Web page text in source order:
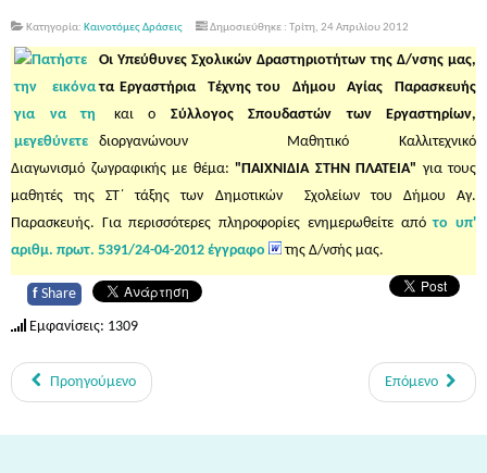
Κατηγορία: Καινοτόμες Δράσεις Δημοσιεύθηκε : Τρίτη, 24 Απριλίου 2012
Οι Υπεύθυνες Σχολικών Δραστηριοτήτων της Δ/νσης μας,
τα Εργαστήρια
Τέχνης του Δήμου Αγίας Παρασκευής
και ο Σύλλογος Σπουδαστών των Εργαστηρίων,
διοργανώνουν Μαθητικό Καλλιτεχνικό
Διαγωνισμό ζωγραφικής με θέμα: "ΠΑΙΧΝΙΔΙΑ ΣΤΗΝ ΠΛΑΤΕΙΑ" για τους
μαθητές της ΣΤ΄ τάξης των Δημοτικών Σχολείων του Δήμου Αγ.
Παρασκευής. Για περισσότερες πληροφορίες ενημερωθείτε απότο υπ'
αριθμ. πρωτ. 5391/24-04-2012 έγγραφο
της Δ/νσής μας.
f Share
Εμφανίσεις: 1309
Προηγούμενο Επόμενο